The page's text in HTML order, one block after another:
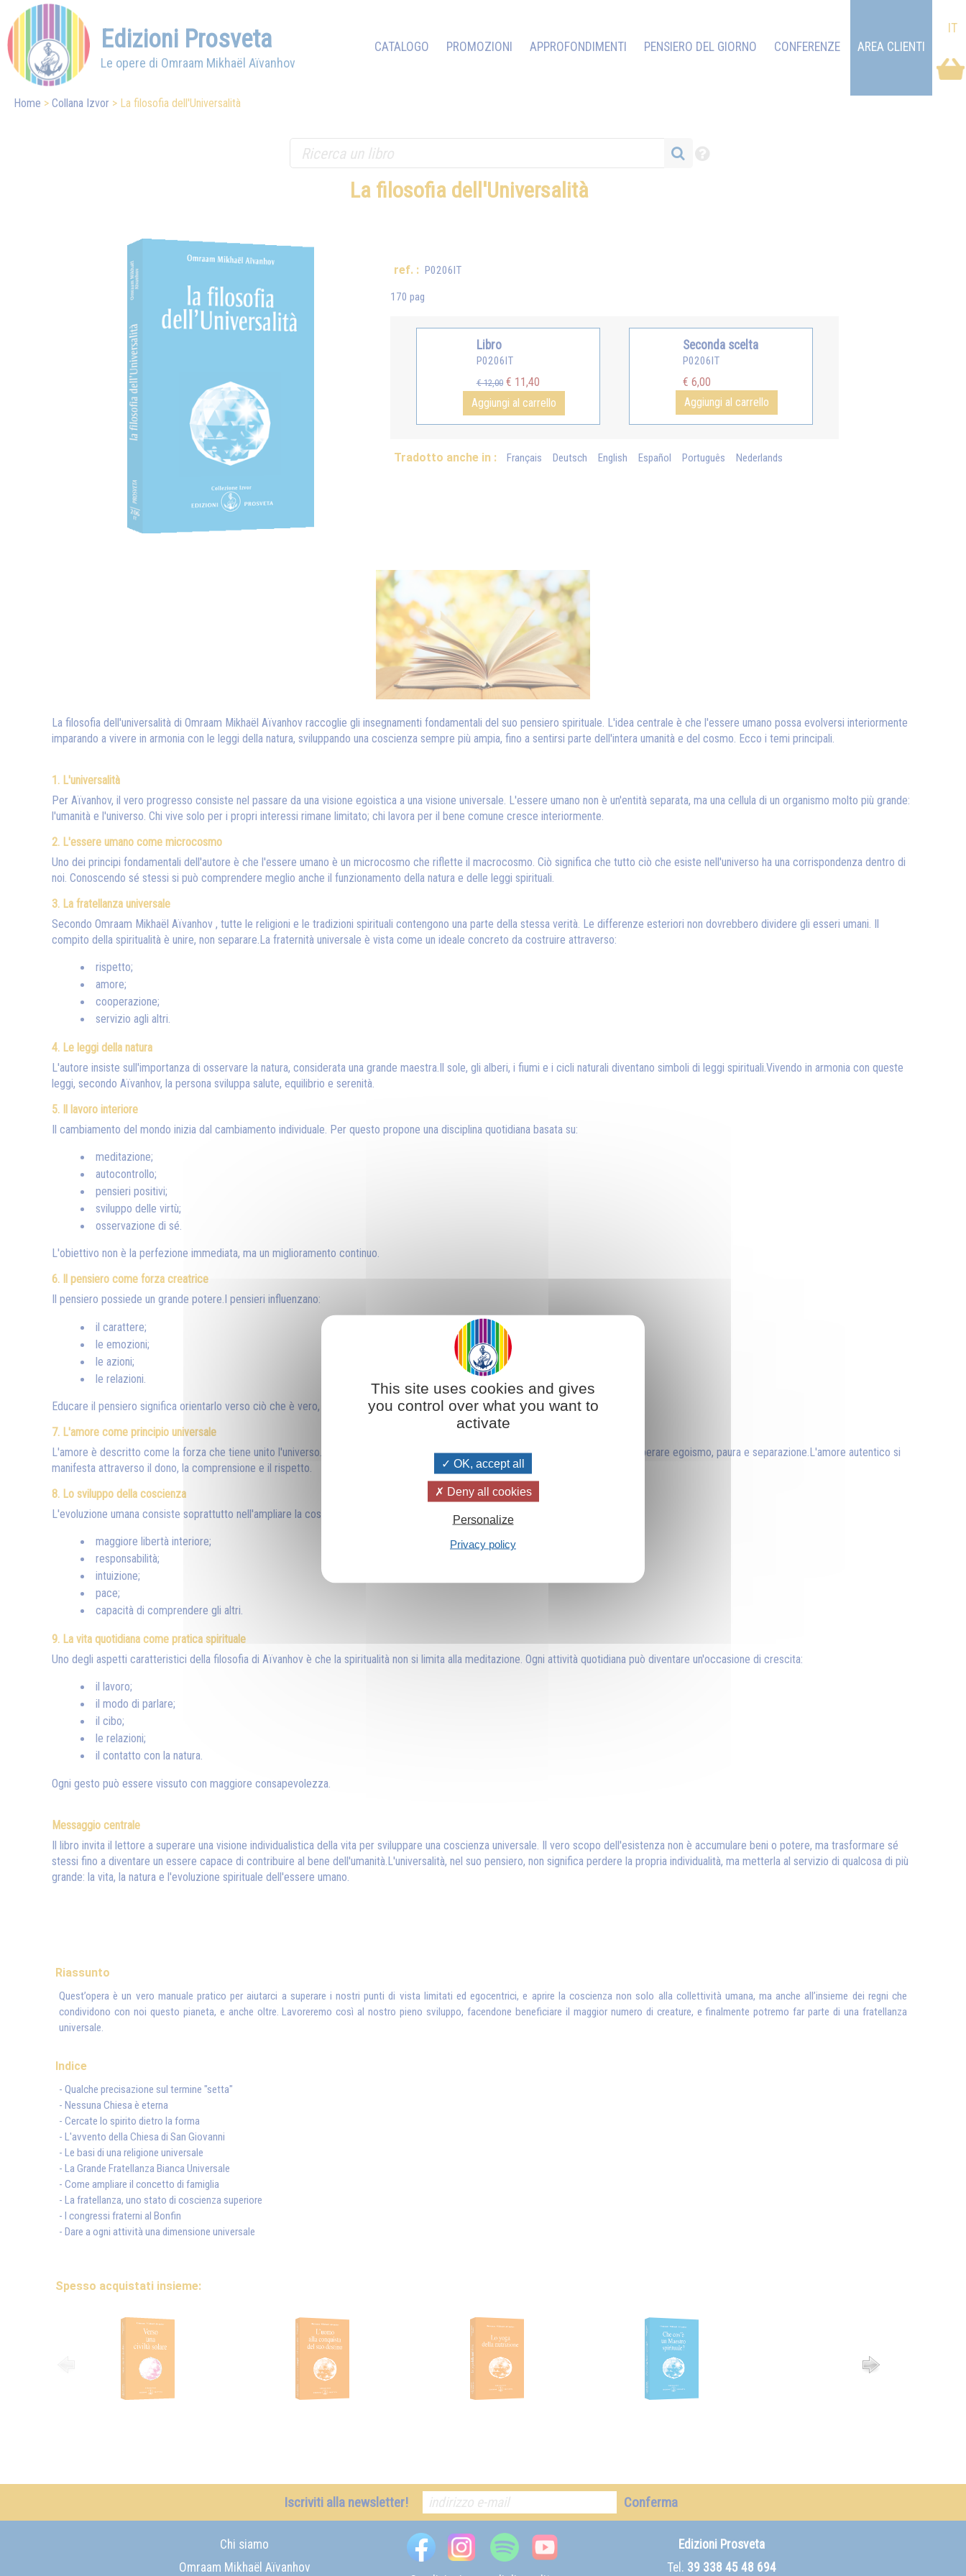
Edizioni Prosveta
Le opere di Omraam Mikhaël Aïvanhov
CATALOGO PROMOZIONI APPROFONDIMENTI PENSIERO DEL GIORNO CONFERENZE AREA CLIENTI
IT
Home Collana Izvor La filosofia dell'Universalità
La filosofia dell'Universalità
ref. : P0206IT
170 pag
Libro
P0206IT
€ 12,00€ 11,40
Aggiungi al carrello
Seconda scelta
P0206IT
€ 6,00
Aggiungi al carrello
Tradotto anche in : Français Deutsch English Español Português Nederlands
La filosofia dell'universalità di Omraam Mikhaël Aïvanhov raccoglie gli insegnamenti fondamentali del suo pensiero spirituale. L'idea centrale è che l'essere umano possa evolversi interiormente
imparando a vivere in armonia con le leggi della natura, sviluppando una coscienza sempre più ampia, fino a sentirsi parte dell'intera umanità e del cosmo. Ecco i temi principali.
1. L'universalità
Per Aïvanhov, il vero progresso consiste nel passare da una visione egoistica a una visione universale. L'essere umano non è un'entità separata, ma una cellula di un organismo molto più grande:
l'umanità e l'universo. Chi vive solo per i propri interessi rimane limitato; chi lavora per il bene comune cresce interiormente.
2. L'essere umano come microcosmo
Uno dei principi fondamentali dell'autore è che l'essere umano è un microcosmo che riflette il macrocosmo. Ciò significa che tutto ciò che esiste nell'universo ha una corrispondenza dentro di
noi. Conoscendo sé stessi si può comprendere meglio anche il funzionamento della natura e delle leggi spirituali.
3. La fratellanza universale
Secondo Omraam Mikhaël Aïvanhov , tutte le religioni e le tradizioni spirituali contengono una parte della stessa verità. Le differenze esteriori non dovrebbero dividere gli esseri umani. Il
compito della spiritualità è unire, non separare.La fraternità universale è vista come un ideale concreto da costruire attraverso:
rispetto;
amore;
cooperazione;
servizio agli altri.
4. Le leggi della natura
L'autore insiste sull'importanza di osservare la natura, considerata una grande maestra.Il sole, gli alberi, i fiumi e i cicli naturali diventano simboli di leggi spirituali.Vivendo in armonia con queste
leggi, secondo Aïvanhov, la persona sviluppa salute, equilibrio e serenità.
5. Il lavoro interiore
Il cambiamento del mondo inizia dal cambiamento individuale. Per questo propone una disciplina quotidiana basata su:
meditazione;
autocontrollo;
pensieri positivi;
sviluppo delle virtù;
osservazione di sé.
L'obiettivo non è la perfezione immediata, ma un miglioramento continuo.
6. Il pensiero come forza creatrice
Il pensiero possiede un grande potere.I pensieri influenzano:
il carattere;
le emozioni;
le azioni;
le relazioni.
Educare il pensiero significa orientarlo verso ciò che è vero, bello e buono.
7. L'amore come principio universale
L'amore è descritto come la forza che tiene unito l'universo. Non è solo un sentimento personale, ma un'energia che permette di superare egoismo, paura e separazione.L'amore autentico si
manifesta attraverso il dono, la comprensione e il rispetto.
8. Lo sviluppo della coscienza
L'evoluzione umana consiste soprattutto nell'ampliare la coscienza.Una coscienza più ampia porta a:
maggiore libertà interiore;
responsabilità;
intuizione;
pace;
capacità di comprendere gli altri.
9. La vita quotidiana come pratica spirituale
Uno degli aspetti caratteristici della filosofia di Aïvanhov è che la spiritualità non si limita alla meditazione. Ogni attività quotidiana può diventare un'occasione di crescita:
il lavoro;
il modo di parlare;
il cibo;
le relazioni;
il contatto con la natura.
Ogni gesto può essere vissuto con maggiore consapevolezza.
Messaggio centrale
Il libro invita il lettore a superare una visione individualistica della vita per sviluppare una coscienza universale. Il vero scopo dell'esistenza non è accumulare beni o potere, ma trasformare sé
stessi fino a diventare un essere capace di contribuire al bene dell'umanità.L'universalità, nel suo pensiero, non significa perdere la propria individualità, ma metterla al servizio di qualcosa di più
grande: la vita, la natura e l'evoluzione spirituale dell'essere umano.
Riassunto
Quest’opera è un vero manuale pratico per aiutarci a superare i nostri punti di vista limitati ed egocentrici, e aprire la coscienza non solo alla collettività umana, ma anche all’insieme dei regni che
condividono con noi questo pianeta, e anche oltre. Lavoreremo così al nostro pieno sviluppo, facendone beneficiare il maggior numero di creature, e finalmente potremo far parte di una fratellanza
universale.
Indice
- Qualche precisazione sul termine "setta"
- Nessuna Chiesa è eterna
- Cercate lo spirito dietro la forma
- L'avvento della Chiesa di San Giovanni
- Le basi di una religione universale
- La Grande Fratellanza Bianca Universale
- Come ampliare il concetto di famiglia
- La fratellanza, uno stato di coscienza superiore
- I congressi fraterni al Bonfin
- Dare a ogni attività una dimensione universale
Spesso acquistati insieme:
Iscriviti alla newsletter! Conferma
Chi siamo
Omraam Mikhaël Aïvanhov
Edizioni Prosveta
Tel. 39 338 45 48 694
This site uses cookies and gives
you control over what you want to
activate
OK, accept all
Deny all cookies
Personalize
Privacy policy